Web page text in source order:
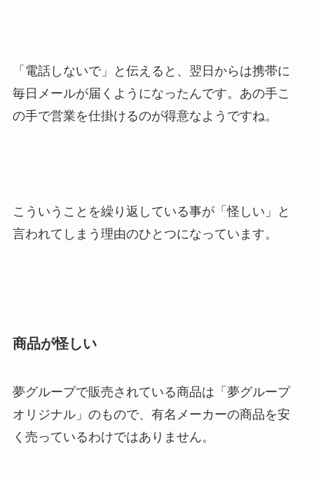
「電話しないで」と伝えると、翌日からは携帯に
毎日メールが届くようになったんです。あの手こ
の手で営業を仕掛けるのが得意なようですね。
こういうことを繰り返している事が「怪しい」と
言われてしまう理由のひとつになっています。
商品が怪しい
夢グループで販売されている商品は「夢グループ
オリジナル」のもので、有名メーカーの商品を安
く売っているわけではありません。